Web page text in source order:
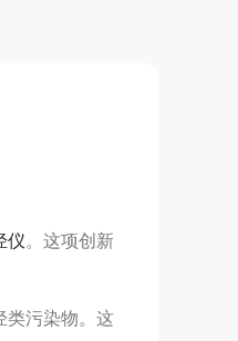
仪。这项创新
污染物。这